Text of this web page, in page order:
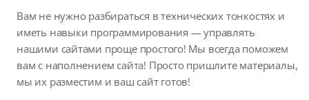
Вам не нужно разбираться в технических тонкостях и
иметь навыки программирования — управлять
нашими сайтами проще простого! Мы всегда поможем
вам с наполнением сайта! Просто пришлите материалы,
мы их разместим и ваш сайт готов!